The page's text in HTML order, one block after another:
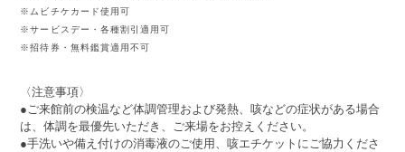
※ムビチケカード使用可
※サービスデー・各種割引適用可
※招待券・無料鑑賞適用不可
〈注意事項〉
●ご来館前の検温など体調管理および発熱、咳などの症状がある場合
は、体調を最優先いただき、ご来場をお控えください。
●手洗いや備え付けの消毒液のご使用、咳エチケットにご協力くださ